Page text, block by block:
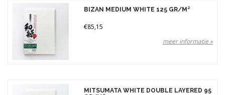
BIZAN MEDIUM WHITE 125 GR/M²
€85,15
meer informatie »
MITSUMATA WHITE DOUBLE LAYERED 95